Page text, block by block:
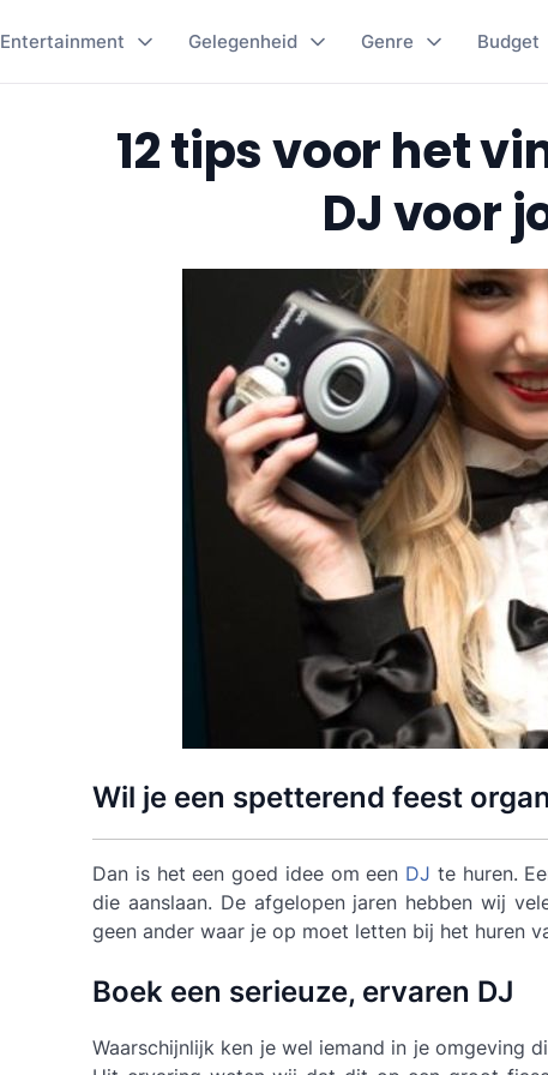
Entertainment Gelegenheid Genre Budget
12 tips voor het
DJ voor
Wil je een spetterend feest
Dan is het een goed idee om een DJ te huren.
die aanslaan. De afgelopen jaren hebben wij
geen ander waar je op moet letten bij het huren
Boek een serieuze, ervaren DJ
Waarschijnlijk ken je wel iemand in je omgeving